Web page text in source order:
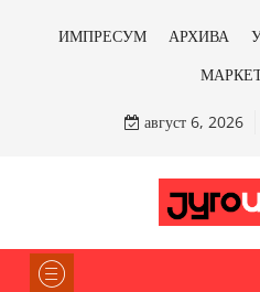
ИМПРЕСУМ АРХИВА
август 6, 2026